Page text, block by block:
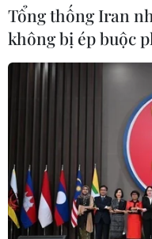
Từ Quảng Ninh đến
động ứng phó với áp
07/08/2026 08:21
Hạn hán nghiêm
mạch" kinh tế châu
07/08/2026 07:58
Tổng thống Iran
không bị ép buộc